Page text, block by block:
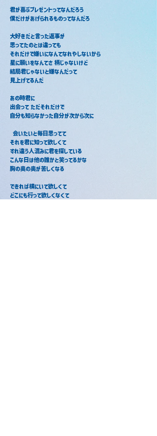
君が喜ぶプレゼントってなんだろう
僕だけがあげられるものってなんだろ
大好きだと言った返事が
思ってたのとは違っても
それだけで嫌いになんてなれやしないから
星に願いをなんてさ 柄じゃないけど
結局君じゃないと嫌なんだって
見上げてるんだ
あの時君に
出会って ただそれだけで
自分も知らなかった自分が次から次に
会いたいと毎日思ってて
それを君に知って欲しくて
すれ違う人混みに君を探している
こんな日は他の誰かと笑ってるかな
胸の奥の奥が苦しくなる
できれば横にいて欲しくて
どこにも行って欲しくなくて